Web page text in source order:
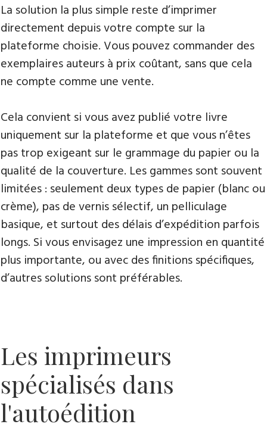
La solution la plus simple reste d’imprimer
directement depuis votre compte sur la
plateforme choisie. Vous pouvez commander des
exemplaires auteurs à prix coûtant, sans que cela
ne compte comme une vente.
Cela convient si vous avez publié votre livre
uniquement sur la plateforme et que vous n’êtes
pas trop exigeant sur le grammage du papier ou la
qualité de la couverture. Les gammes sont souvent
limitées : seulement deux types de papier (blanc ou
crème), pas de vernis sélectif, un pelliculage
basique, et surtout des délais d’expédition parfois
longs. Si vous envisagez une impression en quantité
plus importante, ou avec des finitions spécifiques,
d’autres solutions sont préférables.
Les imprimeurs
spécialisés dans
l'autoédition